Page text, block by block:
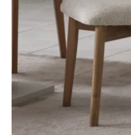
Ahşabın